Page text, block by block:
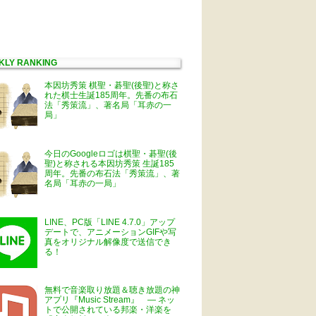
RANKING
本因坊秀策 棋聖・碁聖(後聖)と称さ
れた棋士生誕185周年。先番の布石
法「秀策流」、著名局「耳赤の一
局」
今日のGoogleロゴは棋聖・碁聖(後
聖)と称される本因坊秀策 生誕185
周年。先番の布石法「秀策流」、著
名局「耳赤の一局」
LINE、PC版「LINE 4.7.0」アップ
デートで、アニメーションGIFや写
真をオリジナル解像度で送信でき
る！
無料で音楽取り放題＆聴き放題の神
アプリ『Music Stream』 ― ネッ
トで公開されている邦楽・洋楽を